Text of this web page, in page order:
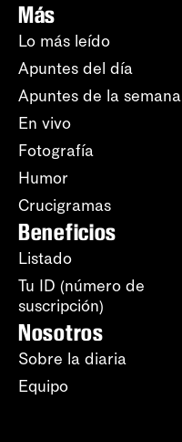
Más
Lo más leído
Apuntes del día
Apuntes de la semana
En vivo
Fotografía
Humor
Crucigramas
Beneficios
Listado
Tu ID (número de
suscripción)
Nosotros
Sobre la diaria
Equipo